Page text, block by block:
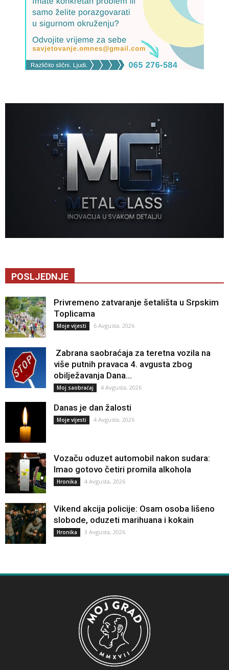
POSLJEDNJE
Privremeno zatvaranje šetališta u Srpskim
Toplicama
Moje vijesti 6 Avgusta, 2026
Zabrana saobraćaja za teretna vozila na
više putnih pravaca 4. avgusta zbog
obilježavanja Dana...
Moj saobraćaj 4 Avgusta, 2026
Danas je dan žalosti
Moje vijesti 4 Avgusta, 2026
Vozaču oduzet automobil nakon sudara:
Imao gotovo četiri promila alkohola
Hronika 4 Avgusta, 2026
Vikend akcija policije: Osam osoba lišeno
slobode, oduzeti marihuana i kokain
Hronika 3 Avgusta, 2026